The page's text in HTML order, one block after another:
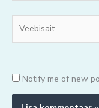
Notify me of new